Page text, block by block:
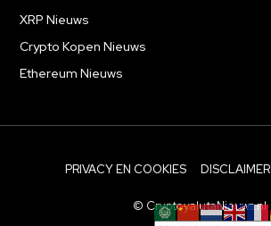
XRP Nieuws
Crypto Kopen Nieuws
Ethereum Nieuws
PRIVACY EN COOKIES DISCLAIMER
© CryptovalutaNieuws.nl